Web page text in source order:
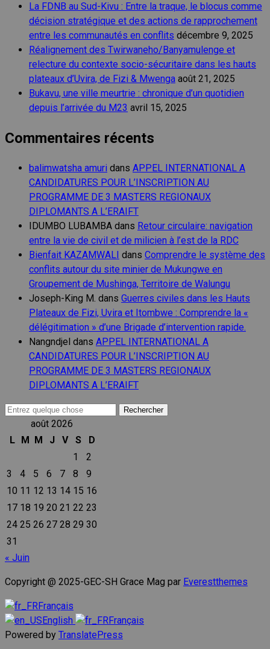
La FDNB au Sud-Kivu : Entre la traque, le blocus comme
décision stratégique et des actions de rapprochement
entre les communautés en conflits décembre 9, 2025
Réalignement des Twirwaneho/Banyamulenge et
relecture du contexte socio-sécuritaire dans les hauts
plateaux d’Uvira, de Fizi & Mwenga août 21, 2025
Bukavu, une ville meurtrie : chronique d’un quotidien
depuis l’arrivée du M23 avril 15, 2025
Commentaires récents
balimwatsha amuri dans APPEL INTERNATIONAL A
CANDIDATURES POUR L’INSCRIPTION AU
PROGRAMME DE 3 MASTERS REGIONAUX
DIPLOMANTS A L’ERAIFT
IDUMBO LUBAMBA dans Retour circulaire: navigation
entre la vie de civil et de milicien à l’est de la RDC
Bienfait KAZAMWALI dans Comprendre le système des
conflits autour du site minier de Mukungwe en
Groupement de Mushinga, Territoire de Walungu
Joseph-King M. dans Guerres civiles dans les Hauts
Plateaux de Fizi, Uvira et Itombwe : Comprendre la «
délégitimation » d’une Brigade d’intervention rapide.
Nangndjel dans APPEL INTERNATIONAL A
CANDIDATURES POUR L’INSCRIPTION AU
PROGRAMME DE 3 MASTERS REGIONAUX
DIPLOMANTS A L’ERAIFT
Recherche
août 2026
L
M M J V S
D
1
2
3
4 5 6 7 8
9
10 11 12 13 14 15 16
17 18 19 20 21 22 23
24 25 26 27 28 29 30
31
« Juin
Copyright @ 2025-GEC-SH Grace Mag par Everestthemes
Français
English
Français
Powered by TranslatePress